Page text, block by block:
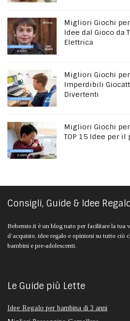
Migliori Giochi
Idee dal Gioco da
Elettrica
Migliori Giochi
Imperdibili
Divertenti
Migliori Giochi
TOP 15 Idee per il
Consigli, Guide & Idee
Bebemio.it è un blog nato per facilitare la tua
d’acquisto, idee regalo e opinioni su tutto ciò
bambini e pre-adolescenti.
Le Guide più Lette
Idee Regalo per bambina di 3 anni